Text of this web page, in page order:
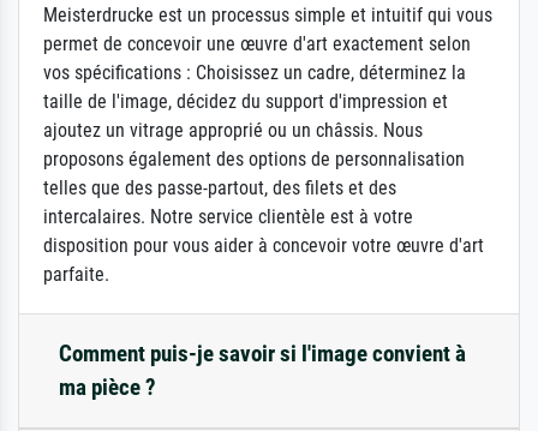
Meisterdrucke est un processus simple et intuitif qui vous
permet de concevoir une œuvre d'art exactement selon
vos spécifications : Choisissez un cadre, déterminez la
taille de l'image, décidez du support d'impression et
ajoutez un vitrage approprié ou un châssis. Nous
proposons également des options de personnalisation
telles que des passe-partout, des filets et des
intercalaires. Notre service clientèle est à votre
disposition pour vous aider à concevoir votre œuvre d'art
parfaite.
Comment puis-je savoir si l'image convient à
ma pièce ?